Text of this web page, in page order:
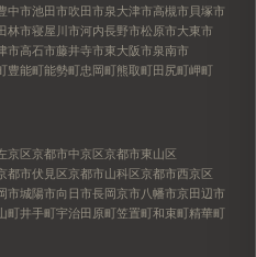
中市池田市吹田市泉大津市高槻市 貝塚市
林市寝屋川市河内長野市松原市大東市
市高石市藤井寺市東大阪市泉南市
豊能町能勢町忠岡町熊取町田尻町岬町
京区京都市中京区京都市東山区
都市伏見区京都市山科区京都市西京区
市城陽市向日市長岡京市八幡市京田辺市
町井手町宇治田原町笠置町和束町精華町